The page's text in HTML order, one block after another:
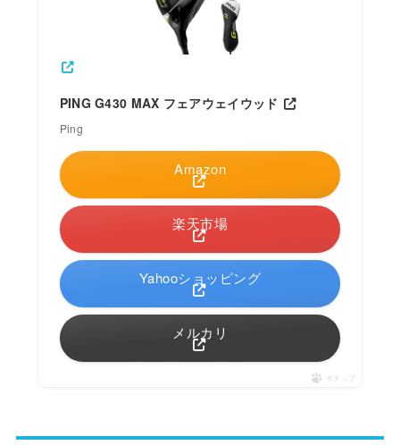
PING G430 MAX フェアウェイウッド
Ping
Amazon
楽天市場
Yahooショッピング
メルカリ
ポチップ